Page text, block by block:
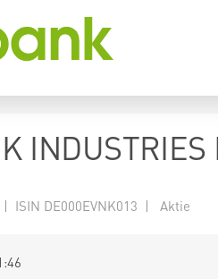
INDUSTRIES
| ISIN DE000EVNK013 | Aktie